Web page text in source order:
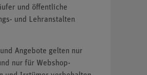
und öffentliche
und Lehranstalten
Angebote gelten nur
nur für Webshop-